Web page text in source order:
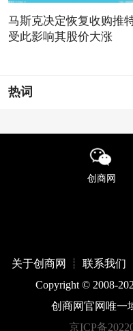
马斯克决定恢复收购推
受此影响其股价大涨
热词
创商网
关于创商网 ┊ 联系我们
Copyright © 2008-
创商网官网唯一
京ICP备